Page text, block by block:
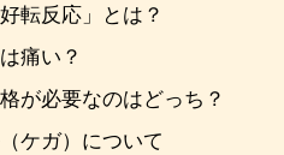
転反応」とは？
痛い？
が必要なのはどっち？
ケガ）について